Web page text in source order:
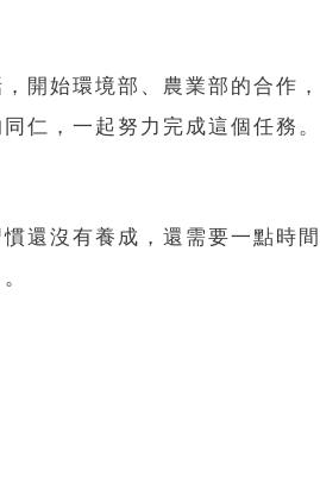
開始環境部、農業部的合作，
仁，一起努力完成這個任務。
還沒有養成，還需要一點時間